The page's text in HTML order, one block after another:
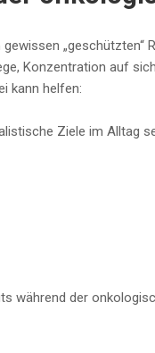
Konzentration auf
kann helfen:
Ziele im Alltag
während der